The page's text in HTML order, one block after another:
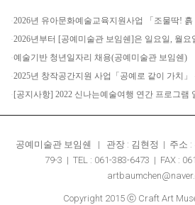
2026년 유아문화예술교육지원사업 「조물딱! 흙
2026년부터 [공예미술관 보임쉔]은 일요일, 월요
예술기반 청년일자리 채용(공예미술관 보임쉔)
2025년 창작공간지원 사업「공예로 같이 가치」
[공지사항] 2022 신나는예술여행 연간 프로그램
공예미술관 보임쉔 | 관장 : 김현정 | 주소 :
79-3 | TEL : 061-383-6473 | FAX :
Copyright 2015 ⓒ Craft Art